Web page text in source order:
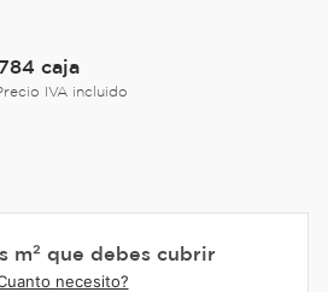
caja
IVA incluido
m² que debes cubrir
necesito?